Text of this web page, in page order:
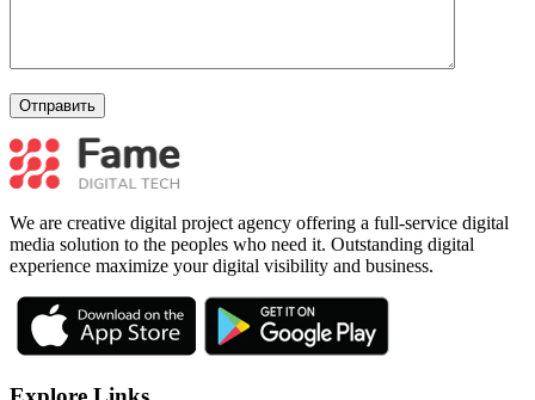
We are creative digital project agency offering a full-service digital
media solution to the peoples who need it. Outstanding digital
experience maximize your digital visibility and business.